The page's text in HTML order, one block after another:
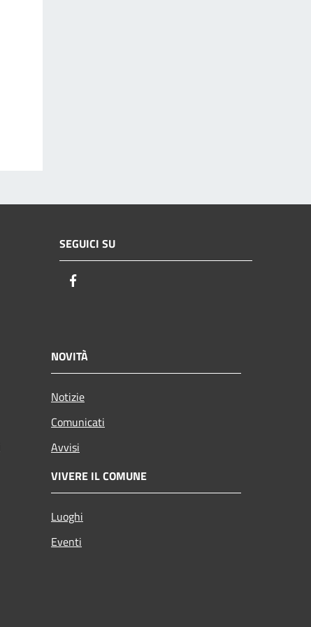
SEGUICI SU
NOVITÀ
Notizie
Comunicati
Avvisi
VIVERE IL COMUNE
Luoghi
Eventi